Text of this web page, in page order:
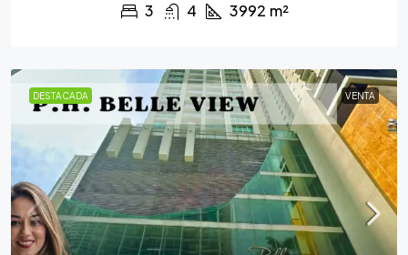
3 4 3992 m²
DESTACADA VENTA